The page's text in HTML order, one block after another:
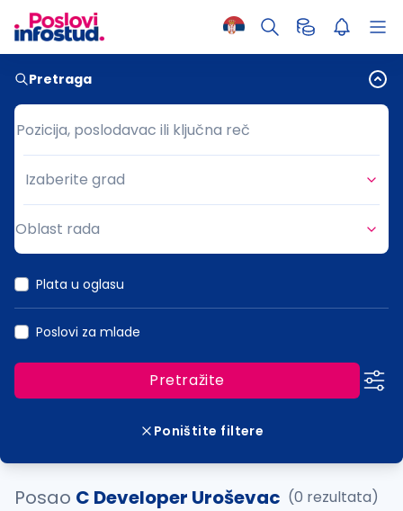
Pretraga
Pozicija, poslodavac ili ključna reč
Pozicija, poslodavac ili ključna reč
Grad
Izaberite grad
Oblast rada
Plata u oglasu
Poslovi za mlade
Pretražite
Poništite filtere
Posao C Developer Uroševac (0 rezultata)